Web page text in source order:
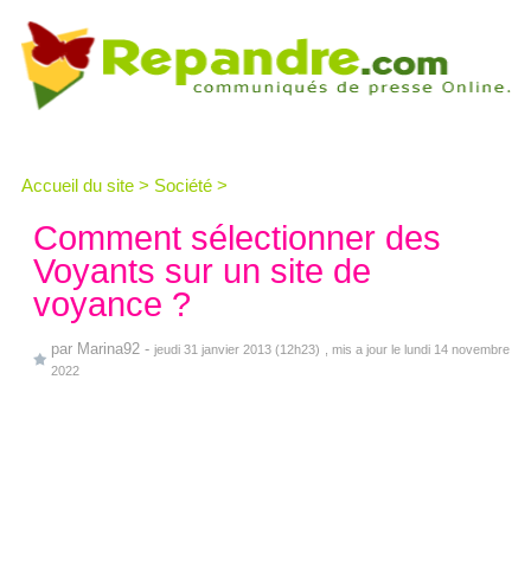
Accueil du site > Société >
Comment sélectionner des
Voyants sur un site de
voyance ?
par Marina92 - jeudi 31 janvier 2013 (12h23)
, mis a jour le lundi 14 novembre
2022